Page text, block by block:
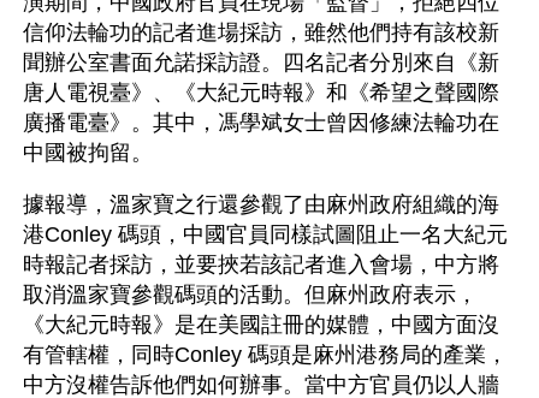
信仰法輪功的記者進場採訪，雖然他們持有該校新
聞辦公室書面允諾採訪證。四名記者分別來自《新
唐人電視臺》、《大紀元時報》和《希望之聲國際
廣播電臺》。其中，馮學斌女士曾因修練法輪功在
中國被拘留。
據報導，溫家寶之行還參觀了由麻州政府組織的海
港Conley 碼頭，中國官員同樣試圖阻止一名大紀元
時報記者採訪，並要挾若該記者進入會場，中方將
取消溫家寶參觀碼頭的活動。但麻州政府表示，
《大紀元時報》是在美國註冊的媒體，中國方面沒
有管轄權，同時Conley 碼頭是麻州港務局的產業，
中方沒權告訴他們如何辦事。當中方官員仍以人牆